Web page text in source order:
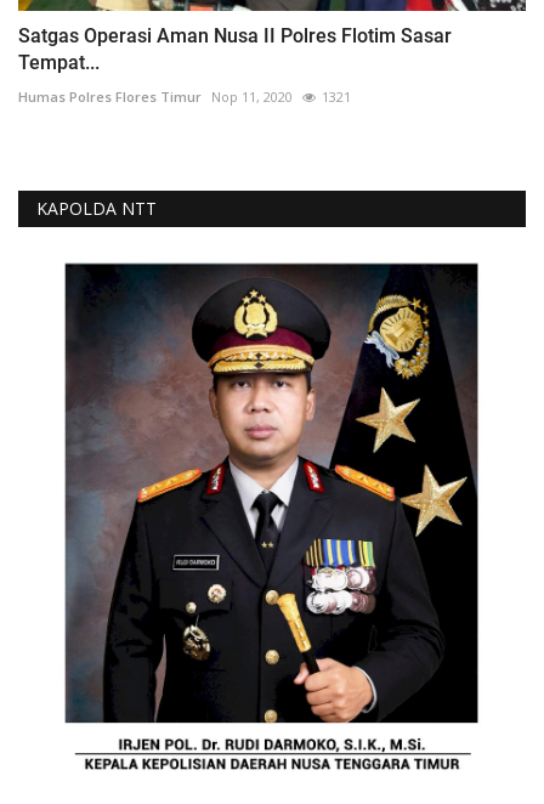
Satgas Operasi Aman Nusa II Polres Flotim Sasar
Tempat...
Humas Polres Flores Timur Nop 11, 2020 1321
KAPOLDA NTT